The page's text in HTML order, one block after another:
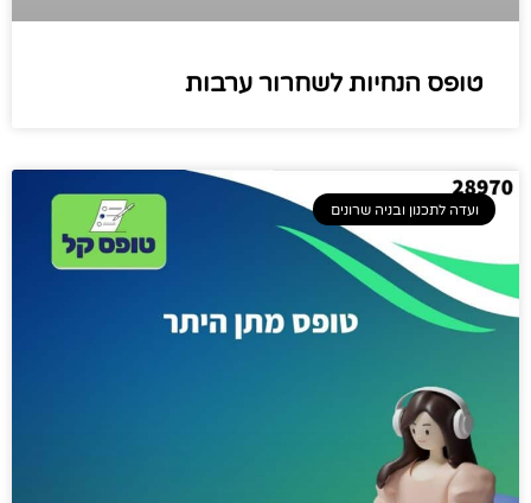
טופס הנחיות לשחרור ערבות
ועדה לתכנון ובניה שרונים